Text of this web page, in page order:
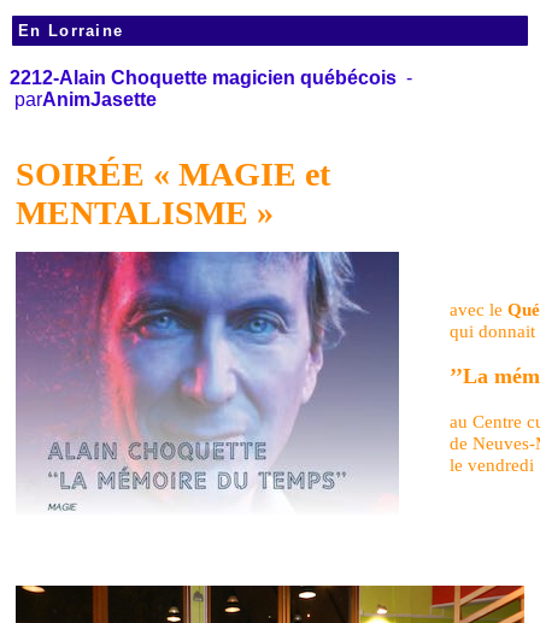
En Lorraine
2212-Alain Choquette magicien québécois -
parAnimJasette
SOIRÉE « MAGIE et
MENTALISME »
avec le
qui donnait
’’La
au Centre
de Neuves-
le vendredi